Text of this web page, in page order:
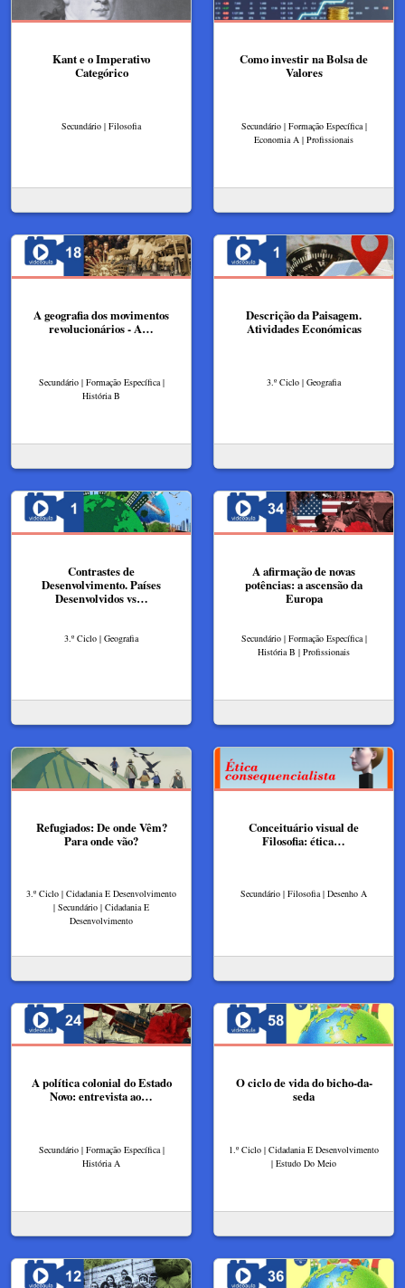
Kant e o Imperativo
Categórico
Secundário | Filosofia
Como investir na Bolsa de
Valores
Secundário | Formação Específica |
Economia A | Profissionais
A geografia dos movimentos
revolucionários - A…
Secundário | Formação Específica |
História B
Descrição da Paisagem.
Atividades Económicas
3.º Ciclo | Geografia
Contrastes de
Desenvolvimento. Países
Desenvolvidos vs…
3.º Ciclo | Geografia
A afirmação de novas
potências: a ascensão da
Europa
Secundário | Formação Específica |
História B | Profissionais
Refugiados: De onde Vêm?
Para onde vão?
3.º Ciclo | Cidadania E Desenvolvimento
| Secundário | Cidadania E
Desenvolvimento
Conceituário visual de
Filosofia: ética…
Secundário | Filosofia | Desenho A
A política colonial do Estado
Novo: entrevista ao…
Secundário | Formação Específica |
História A
O ciclo de vida do bicho-da-
seda
1.º Ciclo | Cidadania E Desenvolvimento
| Estudo Do Meio